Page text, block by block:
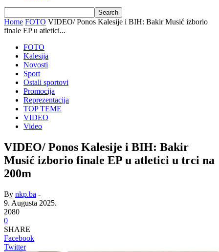
Home FOTO VIDEO/ Ponos Kalesije i BIH: Bakir Musić izborio
finale EP u atletici...
FOTO
Kalesija
Novosti
Sport
Ostali sportovi
Promocija
Reprezentacija
TOP TEME
VIDEO
Video
VIDEO/ Ponos Kalesije i BIH: Bakir
Musić izborio finale EP u atletici u trci na
200m
By nkp.ba -
9. Augusta 2025.
2080
0
SHARE
Facebook
Twitter